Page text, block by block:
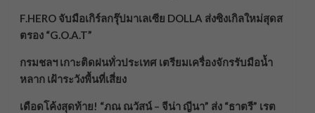
F.HERO จับมือเกิร์ลกรุ๊ปมาเลเซีย DOLLA ส่งซิงเกิลใหม่สุดส
ตรอง “G.O.A.T”
กรมชลฯ เกาะติดฝนทั่วประเทศ เตรียมเครื่องจักรรับมือน้ำ
หลาก เฝ้าระวังพื้นที่เสี่ยง
เดือดโค้งสุดท้าย! “ภณ ณวัสน์ – จีน่า ญีนา” ส่ง “ธาตรี” เรต